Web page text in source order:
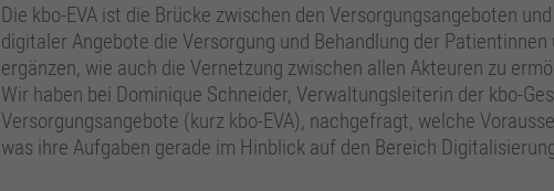
Die kbo-EVA ist die Brücke zwischen den Versorgungsangeboten
digitaler Angebote die Versorgung und Behandlung der
ergänzen, wie auch die Vernetzung zwischen allen Akteuren zu
Wir haben bei Dominique Schneider, Verwaltungsleiterin der kbo-
Versorgungsangebote (kurz kbo-EVA), nachgefragt, welche
was ihre Aufgaben gerade im Hinblick auf den Bereich